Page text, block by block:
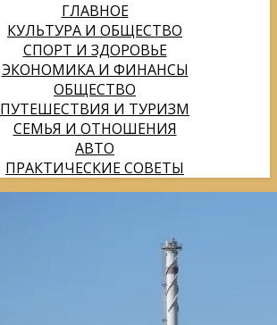
ГЛАВНОЕ
КУЛЬТУРА И ОБЩЕСТВО
СПОРТ И ЗДОРОВЬЕ
ЭКОНОМИКА И ФИНАНСЫ
ОБЩЕСТВО
ПУТЕШЕСТВИЯ И ТУРИЗМ
СЕМЬЯ И ОТНОШЕНИЯ
АВТО
ПРАКТИЧЕСКИЕ СОВЕТЫ